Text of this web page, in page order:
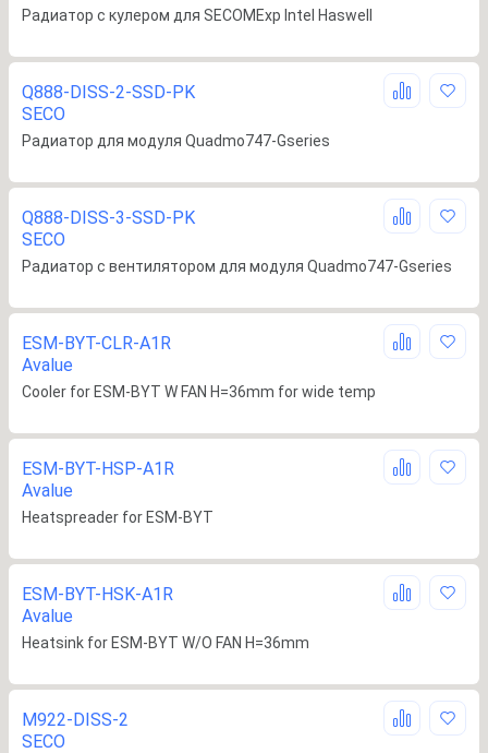
Радиатор с кулером для SECOMExp Intel Haswell
Q888-DISS-2-SSD-PK
SECO
Радиатор для модуля Quadmo747-Gseries
Q888-DISS-3-SSD-PK
SECO
Радиатор с вентилятором для модуля Quadmo747-Gseries
ESM-BYT-CLR-A1R
Avalue
Cooler for ESM-BYT W FAN H=36mm for wide temp
ESM-BYT-HSP-A1R
Avalue
Heatspreader for ESM-BYT
ESM-BYT-HSK-A1R
Avalue
Heatsink for ESM-BYT W/O FAN H=36mm
M922-DISS-2
SECO